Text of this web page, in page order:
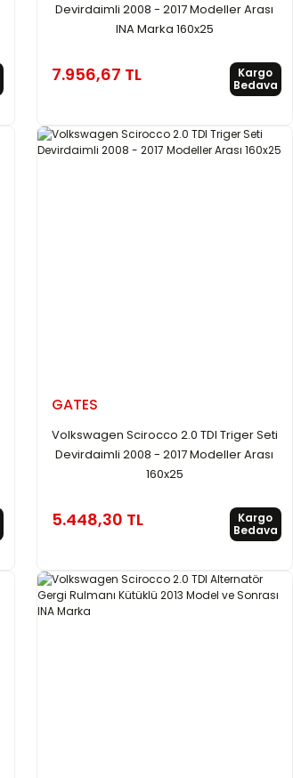
Devirdaimli 2008 - 2017 Modeller Arası
INA Marka 160x25
7.956,67 TL
Kargo
Bedava
GATES
Volkswagen Scirocco 2.0 TDI Triger Seti
Devirdaimli 2008 - 2017 Modeller Arası
160x25
5.448,30 TL
Kargo
Bedava